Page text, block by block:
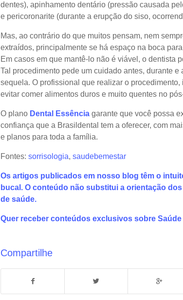
dentes), apinhamento dentário (pressão causada
e pericoronarite (durante a erupção do siso,
Mas, ao contrário do que muitos pensam, nem
extraídos, principalmente se há espaço na boca
Em casos em que mantê-lo não é viável, o dentista
Tal procedimento pede um cuidado antes, durante
sequela. O profissional que realizar o
evitar comer alimentos duros e muito quentes no
O plano Dental Essência garante que você possa
confiança que a Brasildental tem a oferecer, com
e planos para toda a família.
Fontes: sorrisologia, saudebemestar
Os artigos publicados em nosso blog têm o
bucal. O conteúdo não substitui a orientação
de saúde.
Quer receber conteúdos exclusivos sobre
Compartilhe